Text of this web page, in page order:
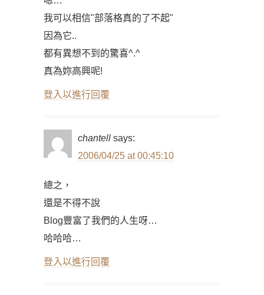
我可以相信"部落格真的了不起"
因為它..
都有異想不到的驚喜^.^
真為妳高興呢!
登入以進行回覆
chantell says:
2006/04/25 at 00:45:10
總之，
還是不得不說
Blog豐富了我們的人生呀…
哈哈哈…
登入以進行回覆